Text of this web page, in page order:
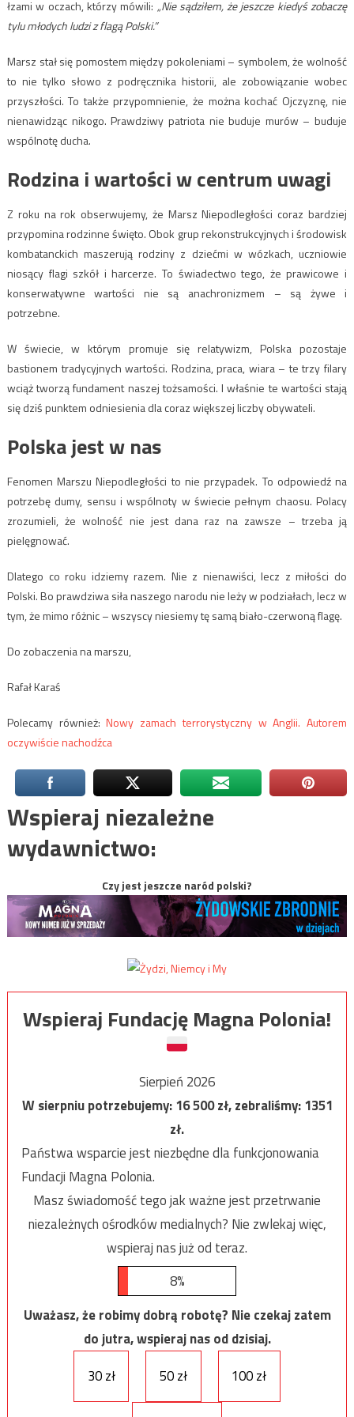
łzami w oczach, którzy mówili: „Nie sądziłem, że jeszcze kiedyś zobaczę
tylu młodych ludzi z flagą Polski.”
Marsz stał się pomostem między pokoleniami – symbolem, że wolność
to nie tylko słowo z podręcznika historii, ale zobowiązanie wobec
przyszłości. To także przypomnienie, że można kochać Ojczyznę, nie
nienawidząc nikogo. Prawdziwy patriota nie buduje murów – buduje
wspólnotę ducha.
Rodzina i wartości w centrum uwagi
Z roku na rok obserwujemy, że Marsz Niepodległości coraz bardziej
przypomina rodzinne święto. Obok grup rekonstrukcyjnych i środowisk
kombatanckich maszerują rodziny z dziećmi w wózkach, uczniowie
niosący flagi szkół i harcerze. To świadectwo tego, że prawicowe i
konserwatywne wartości nie są anachronizmem – są żywe i
potrzebne.
W świecie, w którym promuje się relatywizm, Polska pozostaje
bastionem tradycyjnych wartości. Rodzina, praca, wiara – te trzy filary
wciąż tworzą fundament naszej tożsamości. I właśnie te wartości stają
się dziś punktem odniesienia dla coraz większej liczby obywateli.
Polska jest w nas
Fenomen Marszu Niepodległości to nie przypadek. To odpowiedź na
potrzebę dumy, sensu i wspólnoty w świecie pełnym chaosu. Polacy
zrozumieli, że wolność nie jest dana raz na zawsze – trzeba ją
pielęgnować.
Dlatego co roku idziemy razem. Nie z nienawiści, lecz z miłości do
Polski. Bo prawdziwa siła naszego narodu nie leży w podziałach, lecz w
tym, że mimo różnic – wszyscy niesiemy tę samą biało-czerwoną flagę.
Do zobaczenia na marszu,
Rafał Karaś
Polecamy również:Nowy zamach terrorystyczny w Anglii. Autorem
oczywiście nachodźca
Wspieraj niezależne
wydawnictwo:
Czy jest jeszcze naród polski?
Wspieraj Fundację Magna Polonia!
Sierpień 2026
W sierpniu potrzebujemy:16 500zł, zebraliśmy:1351
zł.
Państwa wsparcie jest niezbędne dla funkcjonowania
Fundacji Magna Polonia.
Masz świadomość tego jak ważne jest przetrwanie
niezależnych ośrodków medialnych? Nie zwlekaj więc,
wspieraj nas już od teraz.
8%
Uważasz, że robimy dobrą robotę? Nie czekaj zatem
do jutra, wspieraj nas od dzisiaj.
30 zł
50 zł 100 zł